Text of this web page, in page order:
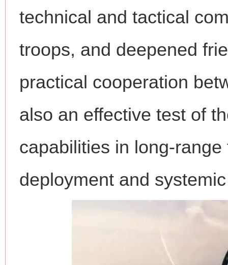
technical and tactical
troops, and deepened
practical cooperation
also an effective test of
capabilities in long-
deployment and